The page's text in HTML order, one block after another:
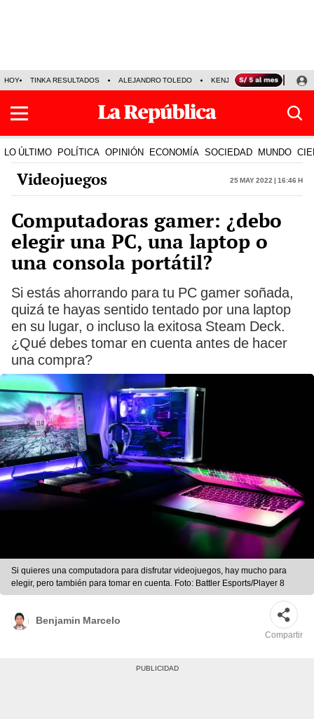
HOY TINKA RESULTADOS ALEJANDRO TOLEDO KENJI FUJIMORI
LO ÚLTIMO POLÍTICA OPINIÓN ECONOMÍA SOCIEDAD MUNDO
Videojuegos 25 May 2022 | 16:46 h
Computadoras gamer: ¿debo
elegir una PC, una laptop o
una consola portátil?
Si estás ahorrando para tu PC gamer soñada,
quizá te hayas sentido tentado por una laptop
en su lugar, o incluso la exitosa Steam Deck.
¿Qué debes tomar en cuenta antes de hacer
una compra?
Si quieres una computadora para disfrutar videojuegos, hay mucho para
elegir, pero también para tomar en cuenta. Foto: Battler Esports/Player 8
Benjamin Marcelo
Compartir